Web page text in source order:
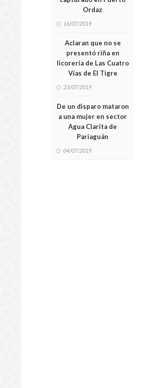
Ordaz
16/07/2019
Aclaran que no se
presentó riña en
licorería de Las Cuatro
Vías de El Tigre
23/07/2019
De un disparo mataron
a una mujer en sector
Agua Clarita de
Pariaguán
04/07/2019